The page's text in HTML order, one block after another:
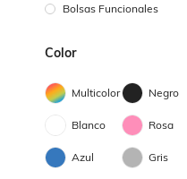
Bolsas Funcionales
Color
Multicolor Negro
Blanco Rosa
Azul Gris